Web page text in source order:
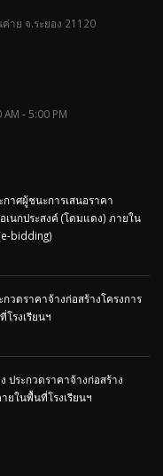
าย จ.ระยอง 21120
- 5:00 PM
กาศผู้ชนะการเสนอราคา
เนกประสงค์ (โดมแดง) ภายใน
bidding)
วดราคาจ้างก่อสร้างโครงการ
รงเรียนฯ
ประกวดราคาจ้างก่อสร้าง
ยในพื้นที่โรงเรียนฯ